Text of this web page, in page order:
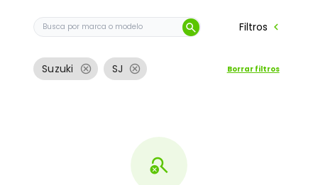
Buscar auto por marca o modelo
search Filtros chevron_left
Suzuki cancel SJ cancel Borrar filtros
search_off